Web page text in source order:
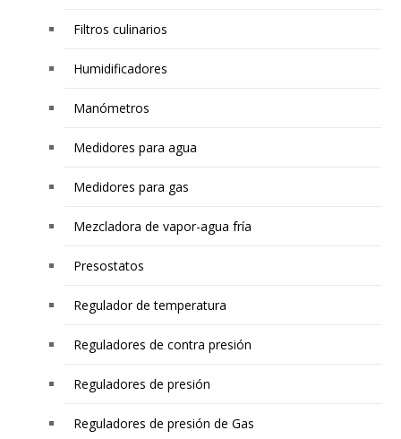
Filtros culinarios
Humidificadores
Manómetros
Medidores para agua
Medidores para gas
Mezcladora de vapor-agua fría
Presostatos
Regulador de temperatura
Reguladores de contra presión
Reguladores de presión
Reguladores de presión de Gas